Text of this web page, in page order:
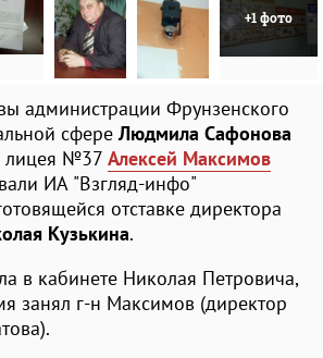
+1 фото
администрации Фрунзенского
сфере Людмила Сафонова
лицея №37 Алексей Максимов
ИА "Взгляд-инфо"
отставке директора
Кузькина.
в кабинете Николая Петровича,
занял г-н Максимов (директор